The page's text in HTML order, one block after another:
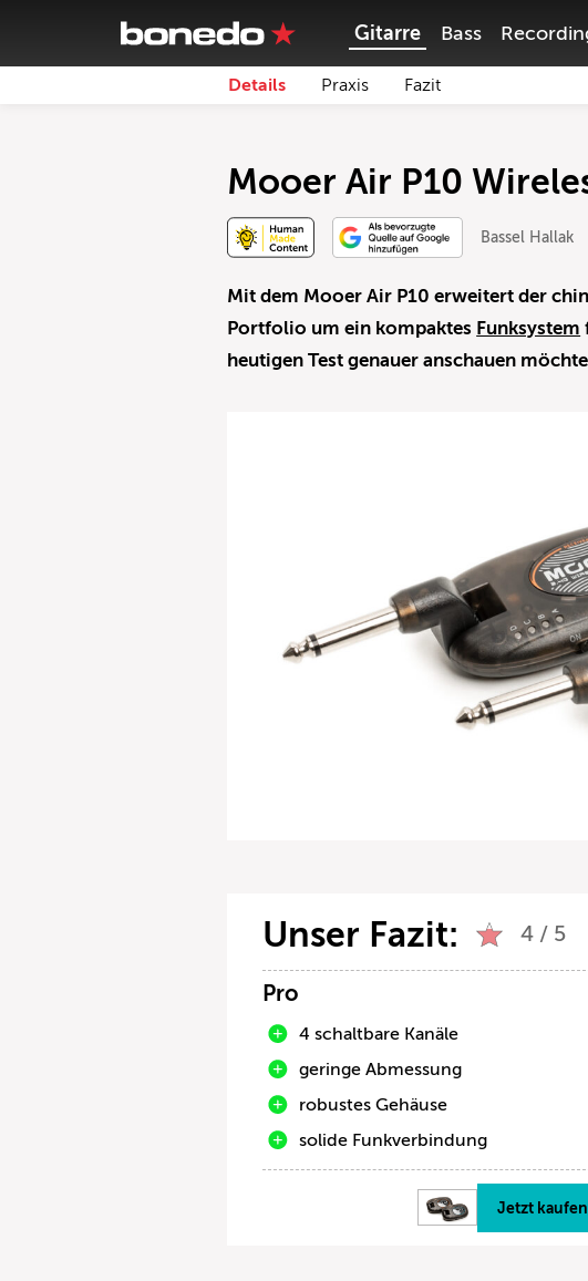
Gitarre Bass
Details Praxis Fazit
Mooer Air P10
Bassel Hallak
Mit dem Mooer Air P10 erweitert der
Portfolio um ein kompaktes Funksystem
heutigen Test genauer anschauen
Unser Fazit: 4 / 5
Pro
4 schaltbare Kanäle
geringe Abmessung
robustes Gehäuse
solide Funkverbindung
Jetzt